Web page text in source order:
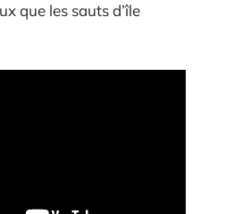
que les sauts d’île